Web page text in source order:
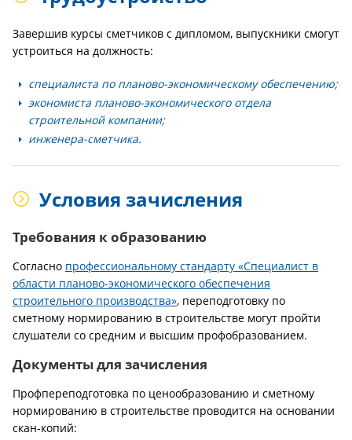
Завершив курсы сметчиков с дипломом, выпускники смогут
устроиться на должность:
специалиста по планово-экономическому обеспечению;
экономиста планово-экономического отдела
строительной компании;
инженера-сметчика.
Условия зачисления
Требования к образованию
Согласно профессиональному стандарту «Специалист в
области планово-экономического обеспечения
строительного производства», переподготовку по
сметному нормированию в строительстве могут пройти
слушатели со средним и высшим профобразованием.
Документы для зачисления
Профпереподготовка по ценообразованию и сметному
нормированию в строительстве проводится на основании
скан-копий: